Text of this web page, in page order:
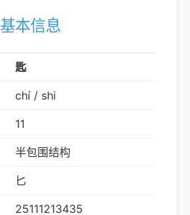
基本信息
匙
chí / shi
11
半包围结构
匕
25111213435